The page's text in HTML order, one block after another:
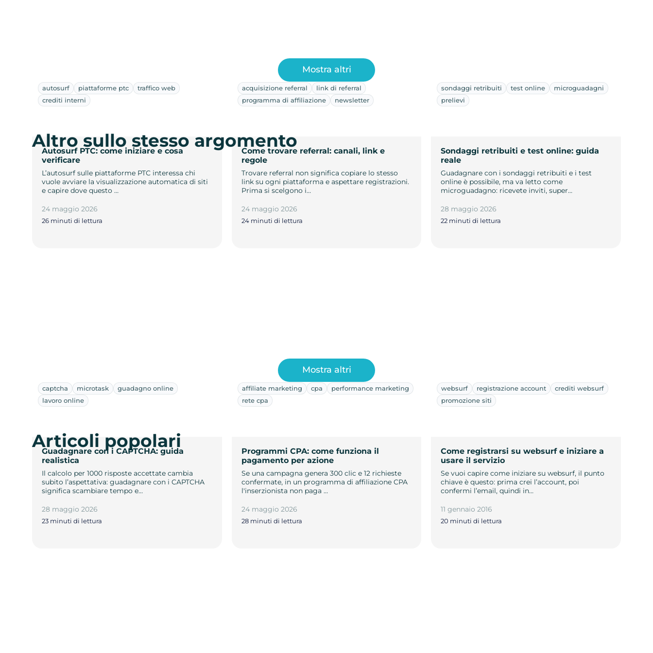
autosurf piattaforme ptc
traffico web
crediti interni
Autosurf PTC: come iniziare e cosa
verificare
L’autosurf sulle piattaforme PTC interessa chi
vuole avviare la visualizzazione automatica di siti
e capire dove questo …
24 maggio 2026
26 minuti di lettura
acquisizione referral
link di referral
programma di affiliazione
newsletter
Come trovare referral: canali, link e
regole
Trovare referral non significa copiare lo stesso
link su ogni piattaforma e aspettare registrazioni.
Prima si scelgono i…
24 maggio 2026
24 minuti di lettura
sondaggi retribuiti test online
microguadagni
prelievi
Sondaggi retribuiti e test online: guida
reale
Guadagnare con i sondaggi retribuiti e i test
online è possibile, ma va letto come
microguadagno: ricevete inviti, super…
28 maggio 2026
22 minuti di lettura
Mostra altri
Altro sullo stesso argomento
captcha microtask
guadagno online
lavoro online
Guadagnare con i CAPTCHA: guida
realistica
Il calcolo per 1000 risposte accettate cambia
subito l’aspettativa: guadagnare con i CAPTCHA
significa scambiare tempo e…
28 maggio 2026
23 minuti di lettura
affiliate marketing cpa
performance marketing
rete cpa
Programmi CPA: come funziona il
pagamento per azione
Se una campagna genera 300 clic e 12 richieste
confermate, in un programma di affiliazione CPA
l'inserzionista non paga …
24 maggio 2026
28 minuti di lettura
websurf registrazione account
crediti websurf
promozione siti
Come registrarsi su websurf e iniziare a
usare il servizio
Se vuoi capire come iniziare su websurf, il punto
chiave è questo: prima crei l’account, poi
confermi l’email, quindi in…
11 gennaio 2016
20 minuti di lettura
Mostra altri
Articoli popolari